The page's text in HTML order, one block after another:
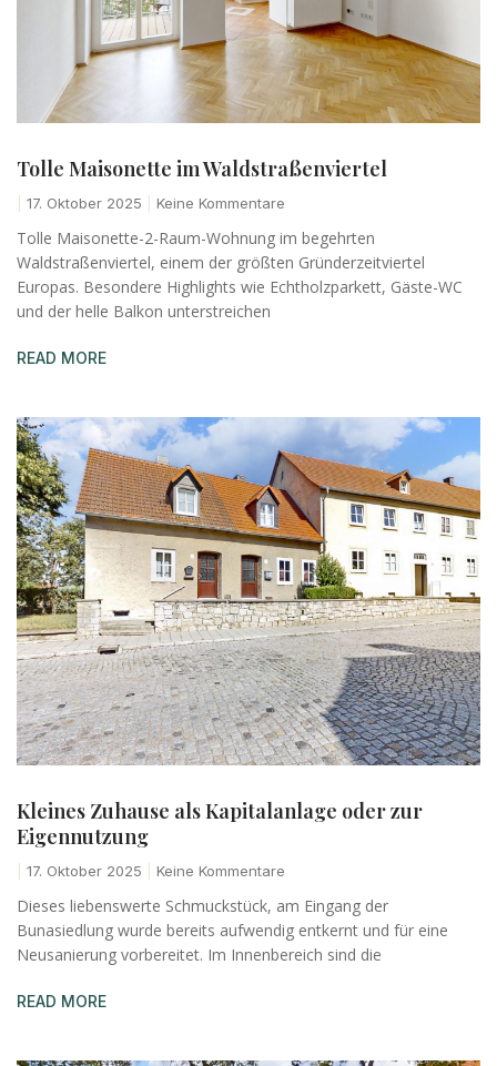
Tolle Maisonette im Waldstraßenviertel
17. Oktober 2025 Keine Kommentare
Tolle Maisonette-2-Raum-Wohnung im begehrten
Waldstraßenviertel, einem der größten Gründerzeitviertel
Europas. Besondere Highlights wie Echtholzparkett, Gäste-WC
und der helle Balkon unterstreichen
READ MORE
Kleines Zuhause als Kapitalanlage oder zur
Eigennutzung
17. Oktober 2025 Keine Kommentare
Dieses liebenswerte Schmuckstück, am Eingang der
Bunasiedlung wurde bereits aufwendig entkernt und für eine
Neusanierung vorbereitet. Im Innenbereich sind die
READ MORE